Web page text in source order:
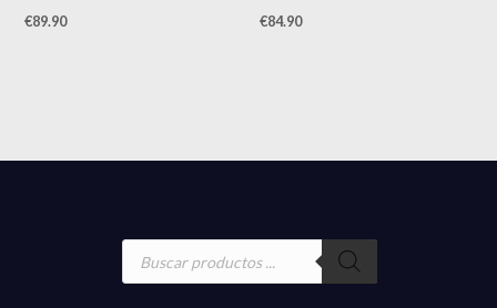
€89.90 €84.90
Búsqueda
productos